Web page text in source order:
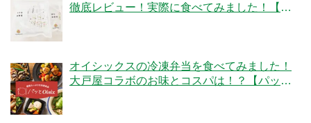
徹底レビュー！実際に食べてみました！【ベ
オイシックスの冷凍弁当を食べてみました！
大戸屋コラボのお味とコスパは！？【パッと